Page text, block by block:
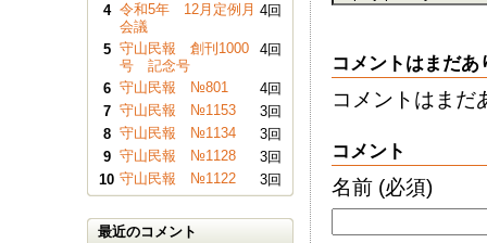
コメントはまだあ
コメントはまだ
コメント
名前 (必須)
4 令和5年 12月定例月
会議
4回
5 守山民報 創刊1000
号 記念号
4回
6 守山民報 №801
4回
7 守山民報 №1153
3回
8 守山民報 №1134
3回
9 守山民報 №1128
3回
10 守山民報 №1122 3回
最近のコメント